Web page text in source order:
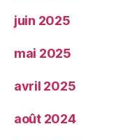
juin 2025
mai 2025
avril 2025
août 2024